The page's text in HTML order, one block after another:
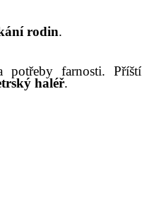
rodin.
potřeby farnosti.
Příští
haléř.